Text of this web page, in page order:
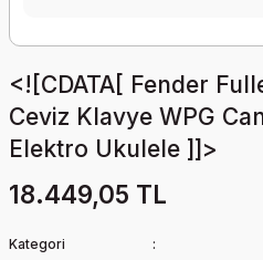
<![CDATA[ Fender
Ceviz Klavye WPG
Elektro Ukulele ]]>
18.449,05 TL
Kategori